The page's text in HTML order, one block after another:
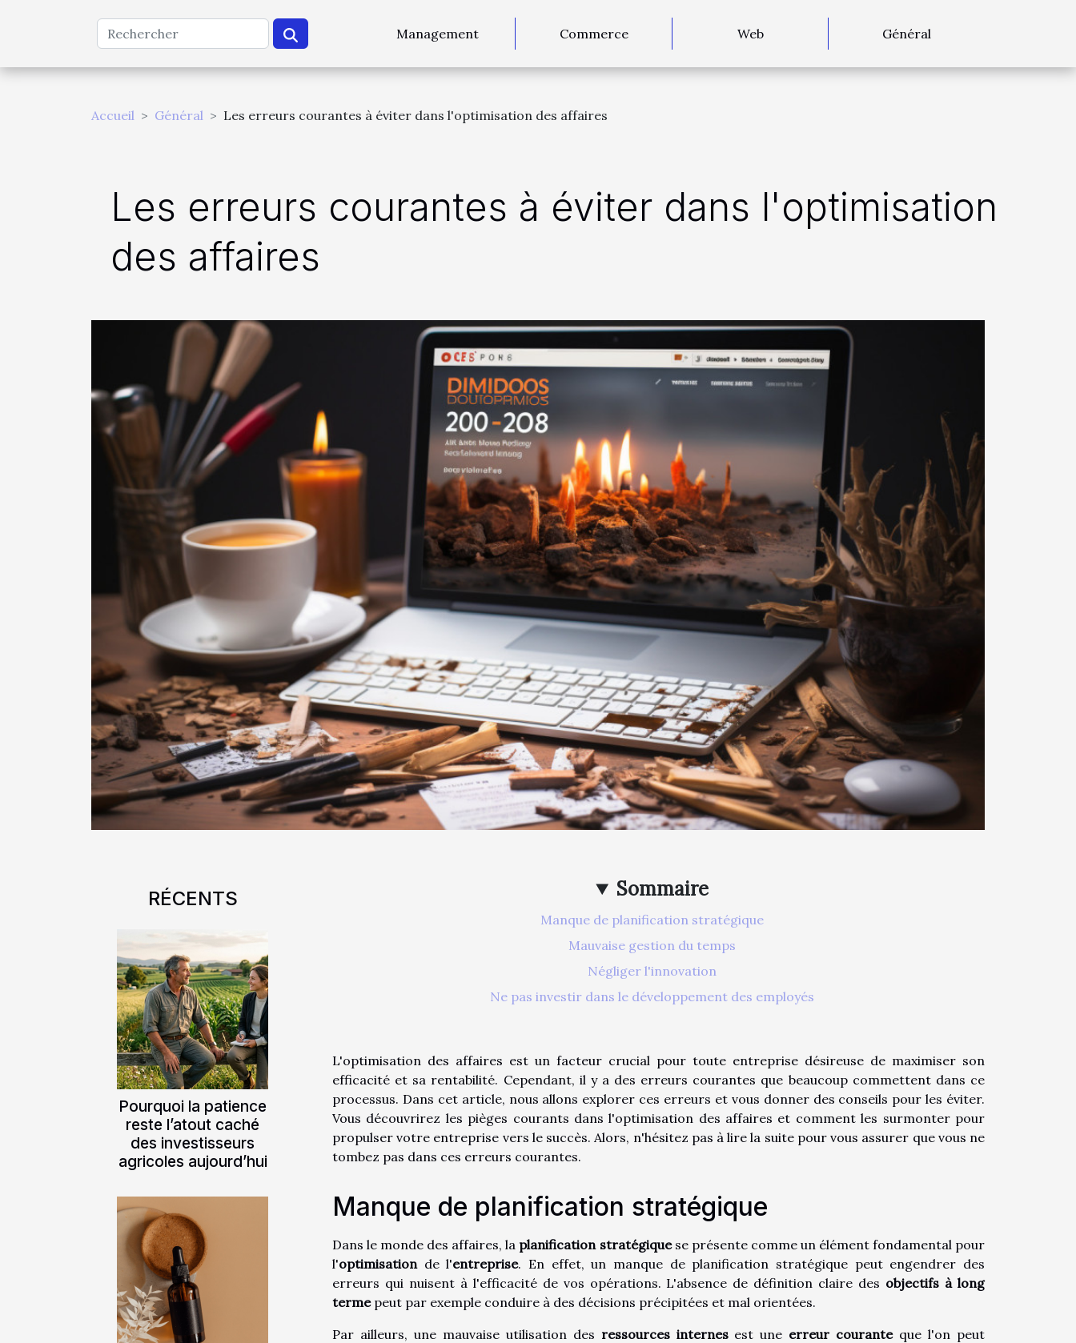
Management Commerce Web Général
Accueil Général Les erreurs courantes à éviter dans l'optimisation des affaires
Les erreurs courantes à éviter dans l'optimisation
des affaires
RÉCENTS
Pourquoi la patience
reste l’atout caché
des investisseurs
agricoles aujourd’hui
Sommaire
Manque de planification stratégique
Mauvaise gestion du temps
Négliger l'innovation
Ne pas investir dans le développement des employés
L'optimisation des affaires est un facteur crucial pour toute entreprise désireuse de maximiser son
efficacité et sa rentabilité. Cependant, il y a des erreurs courantes que beaucoup commettent dans ce
processus. Dans cet article, nous allons explorer ces erreurs et vous donner des conseils pour les éviter.
Vous découvrirez les pièges courants dans l'optimisation des affaires et comment les surmonter pour
propulser votre entreprise vers le succès. Alors, n'hésitez pas à lire la suite pour vous assurer que vous ne
tombez pas dans ces erreurs courantes.
Manque de planification stratégique
Dans le monde des affaires, la planification stratégiquese présente comme un élément fondamental pour
l'optimisationde l'entreprise. En effet, un manque de planification stratégique peut engendrer des
erreurs qui nuisent à l'efficacité de vos opérations. L'absence de définition claire des objectifs à long
termepeut par exemple conduire à des décisions précipitées et mal orientées.
Par ailleurs, une mauvaise utilisation des ressources internesest une erreur couranteque l'on peut